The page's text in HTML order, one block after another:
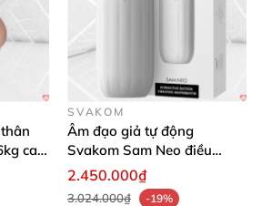
cao
SVAKOM
Âm đạo giả tự động
Svakom Sam Neo điều
khiển app tương tác
2.450.000₫
3.024.000₫
-19%